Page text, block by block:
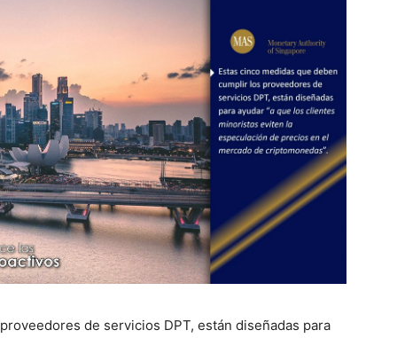
de servicios DPT, están diseñadas para